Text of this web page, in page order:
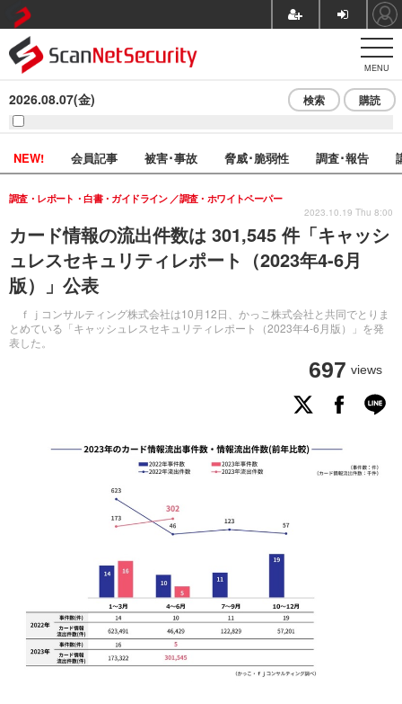
MENU
2026.08.07(金) 検索 購読
NEW! 会員記事 被害･事故 脅威･脆弱性 調査･報告
カード情報の流出件数は 301,545 件「キャッシ
ュレスセキュリティレポート（2023年4-6月
版）」公表
ｆｊコンサルティング株式会社は10月12日、かっこ株式会社と共同でとりま
とめている「キャッシュレスセキュリティレポート（2023年4-6月版）」を発
表した。
調査・レポート・白書・ガイドライン 調査・ホワイトペーパー
697 views
2023.10.19 Thu 8:00